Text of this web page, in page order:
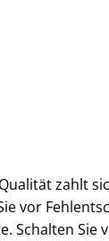
zahlt
vor
Schalten Sie